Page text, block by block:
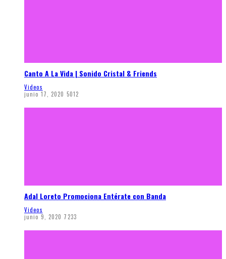
Canto A La Vida | Sonido Cristal & Friends
Videos
junio 17, 2020 5012
Adal Loreto Promociona Entérate con Banda
Videos
junio 9, 2020 7233